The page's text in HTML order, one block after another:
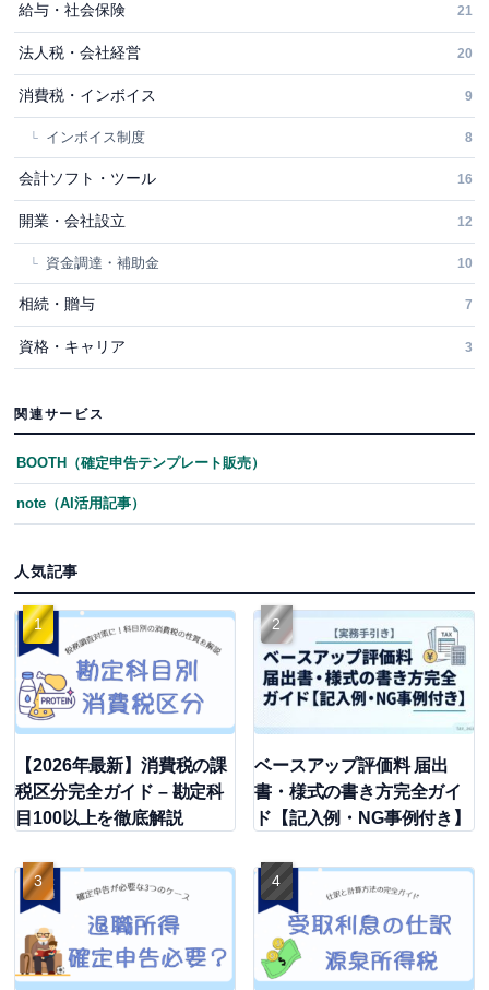
給与・社会保険 21
法人税・会社経営 20
消費税・インボイス 9
インボイス制度 8
会計ソフト・ツール 16
開業・会社設立 12
資金調達・補助金 10
相続・贈与 7
資格・キャリア 3
関連サービス
BOOTH（確定申告テンプレート販売）
note（AI活用記事）
人気記事
【2026年最新】消費税の課
税区分完全ガイド – 勘定科
目100以上を徹底解説
ベースアップ評価料 届出
書・様式の書き方完全ガイ
ド【記入例・NG事例付き】